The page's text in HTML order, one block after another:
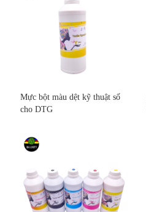
Mực bột màu dệt kỹ thuật số
cho DTG